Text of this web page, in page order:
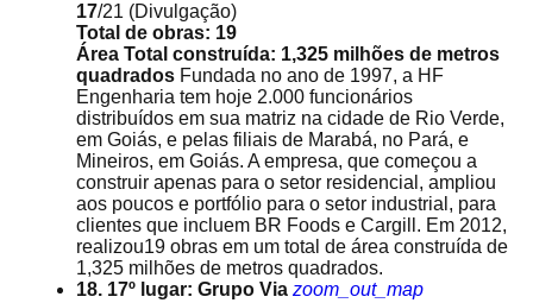
17/21 (Divulgação)
Total de obras: 19
Área Total construída: 1,325 milhões de metros
quadrados Fundada no ano de 1997, a HF
Engenharia tem hoje 2.000 funcionários
distribuídos em sua matriz na cidade de Rio Verde,
em Goiás, e pelas filiais de Marabá, no Pará, e
Mineiros, em Goiás. A empresa, que começou a
construir apenas para o setor residencial, ampliou
aos poucos e portfólio para o setor industrial, para
clientes que incluem BR Foods e Cargill. Em 2012,
realizou19 obras em um total de área construída de
1,325 milhões de metros quadrados.
18. 17º lugar: Grupo Via zoom_out_map